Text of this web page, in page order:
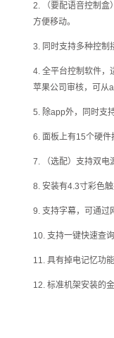
2. （要配语音控制盒
方便移动。
3. 同时支持多种控制
4. 全平台控制软件，
苹果公司审核，可从
5. 除app外，同时支
6. 面板上有15个硬件
7. （选配）支持双电
8. 安装有4.3寸彩色
9. 支持字幕，可通过
10. 支持一键快速查
11. 具有掉电记忆功
12. 标准机架安装的